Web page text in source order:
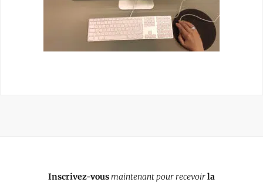
Inscrivez-vousmaintenant pour recevoirla